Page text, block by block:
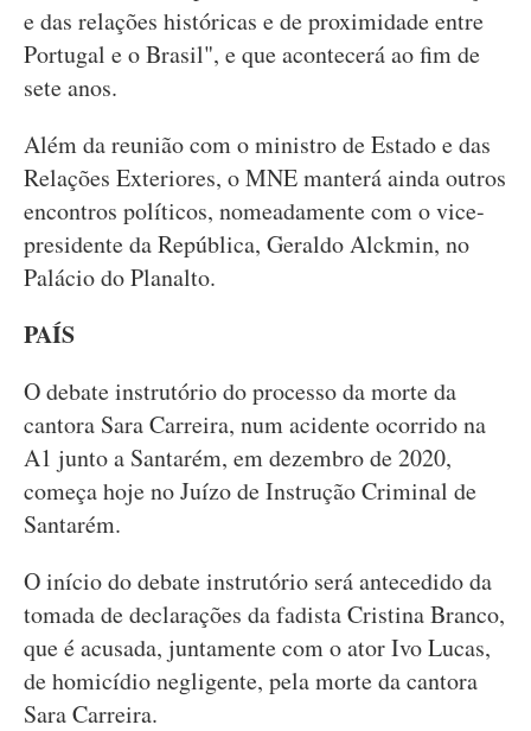
e das relações históricas e de proximidade entre
Portugal e o Brasil", e que acontecerá ao fim de
sete anos.
Além da reunião com o ministro de Estado e das
Relações Exteriores, o MNE manterá ainda outros
encontros políticos, nomeadamente com o vice-
presidente da República, Geraldo Alckmin, no
Palácio do Planalto.
PAÍS
O debate instrutório do processo da morte da
cantora Sara Carreira, num acidente ocorrido na
A1 junto a Santarém, em dezembro de 2020,
começa hoje no Juízo de Instrução Criminal de
Santarém.
O início do debate instrutório será antecedido da
tomada de declarações da fadista Cristina Branco,
que é acusada, juntamente com o ator Ivo Lucas,
de homicídio negligente, pela morte da cantora
Sara Carreira.